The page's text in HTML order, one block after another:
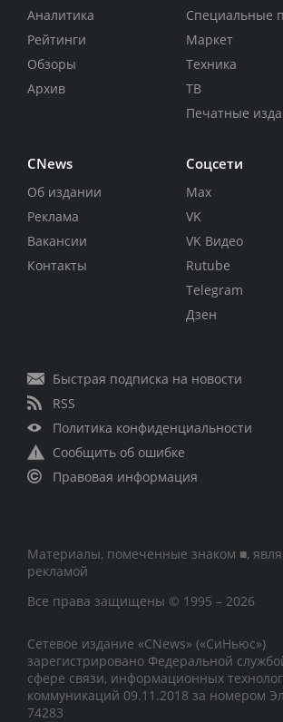
Аналитика
Рейтинги
Обзоры
Архив
Специальные
Маркет
Техника
ТВ
Печатные
CNews
Об издании
Реклама
Вакансии
Контакты
Соцсети
Max
VK
VK Видео
Rutube
Telegram
Дзен
Быстрая подписка на новости
RSS
Политика конфиденциальности
Сообщить об ошибке
Правовая информация
Материалы, помеченные знаком ■,
рекламой
Все права защищены © 1995 – 2026
Сетевое издание «CNews» («СиНьюс»)
зарегистрировано Федеральной
сфере связи, информационных
коммуникаций 09.11.2018 за номером
74283